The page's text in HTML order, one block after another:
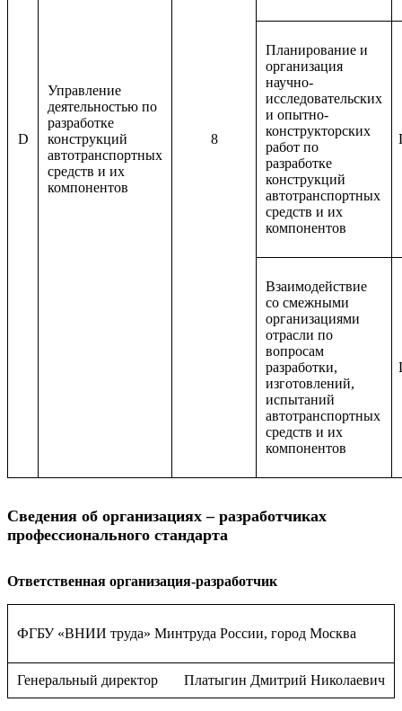
D
Управление
деятельностью по
разработке
конструкций
автотранспортных
средств и их
компонентов
8
Планирование и
организация
научно-
исследовательских
и опытно-
конструкторских
работ по
разработке
конструкций
автотранспортных
средств и их
компонентов
Взаимодействие
со смежными
организациями
отрасли по
вопросам
разработки,
изготовлений,
испытаний
автотранспортных
средств и их
компонентов
Сведения об организациях – разработчиках
профессионального стандарта
Ответственная организация-разработчик
ФГБУ «ВНИИ труда» Минтруда России, город Москва
Генеральный директор Платыгин Дмитрий Николаевич